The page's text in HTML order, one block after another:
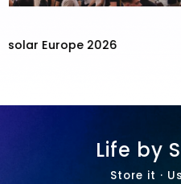
Fox ESS riconosciuta
Life by
Store it ·